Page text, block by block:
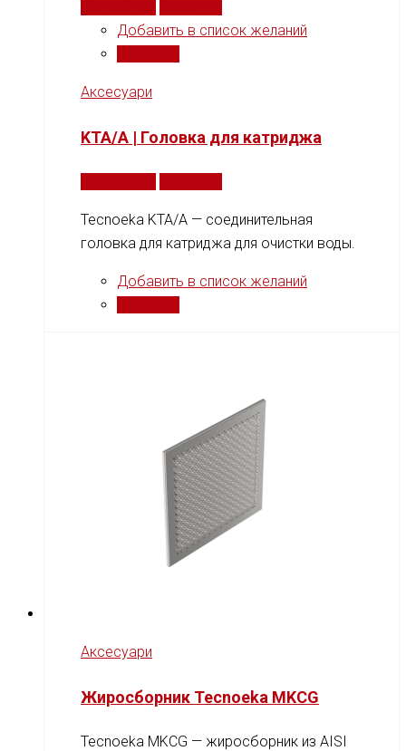
Добавить в список желаний
Аксесуари
KTA/A | Головка для катриджа
Tecnoeka KTA/A — соединительная
головка для катриджа для очистки воды.
Добавить в список желаний
Аксесуари
Жиросборник Tecnoeka MKCG
Tecnoeka MKCG — жиросборник из AISI